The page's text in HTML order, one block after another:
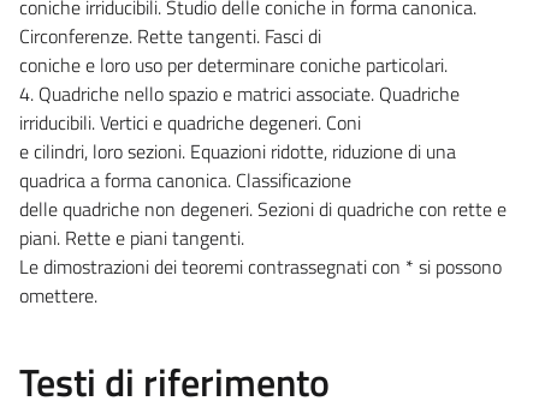
coniche irriducibili. Studio delle coniche in forma canonica.
Circonferenze. Rette tangenti. Fasci di
coniche e loro uso per determinare coniche particolari.
4. Quadriche nello spazio e matrici associate. Quadriche
irriducibili. Vertici e quadriche degeneri. Coni
e cilindri, loro sezioni. Equazioni ridotte, riduzione di una
quadrica a forma canonica. Classificazione
delle quadriche non degeneri. Sezioni di quadriche con rette e
piani. Rette e piani tangenti.
Le dimostrazioni dei teoremi contrassegnati con * si possono
omettere.
Testi di riferimento